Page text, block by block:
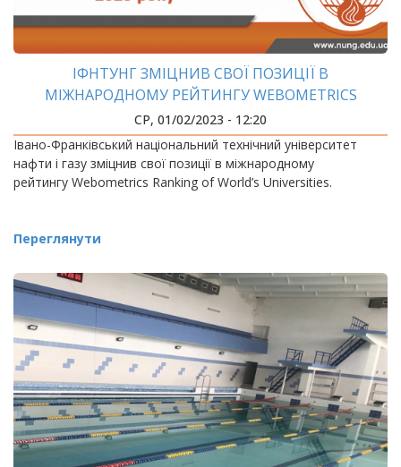
ІФНТУНГ ЗМІЦНИВ СВОЇ ПОЗИЦІЇ В
МІЖНАРОДНОМУ РЕЙТИНГУ WEBOMETRICS
СР, 01/02/2023 - 12:20
Івано-Франківський національний технічний університет
нафти і газу зміцнив свої позиції в міжнародному
рейтингу Webometrics Ranking of World’s Universities.
Переглянути